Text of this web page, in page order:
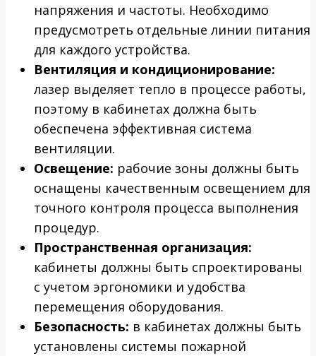
напряжения и частоты. Необходимо
предусмотреть отдельные линии питания
для каждого устройства.
Вентиляция и кондиционирование:
лазер выделяет тепло в процессе работы,
поэтому в кабинетах должна быть
обеспечена эффективная система
вентиляции.
Освещение: рабочие зоны должны быть
оснащены качественным освещением для
точного контроля процесса выполнения
процедур.
Пространственная организация:
кабинеты должны быть спроектированы
с учетом эргономики и удобства
перемещения оборудования.
Безопасность: в кабинетах должны быть
установлены системы пожарной